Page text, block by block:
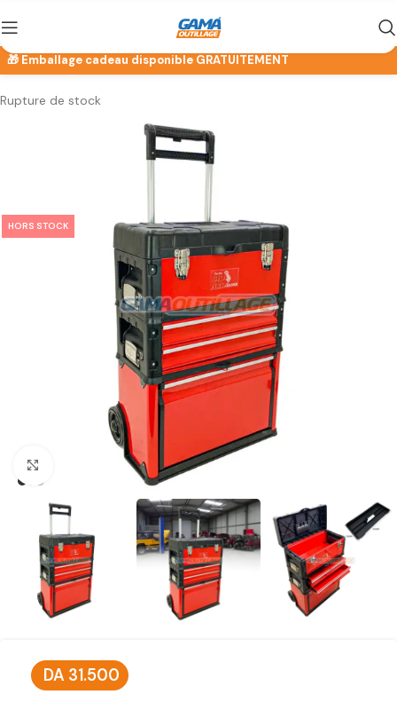
Rupture de stock
HORS STOCK
Click to enlarge
DA 31.500